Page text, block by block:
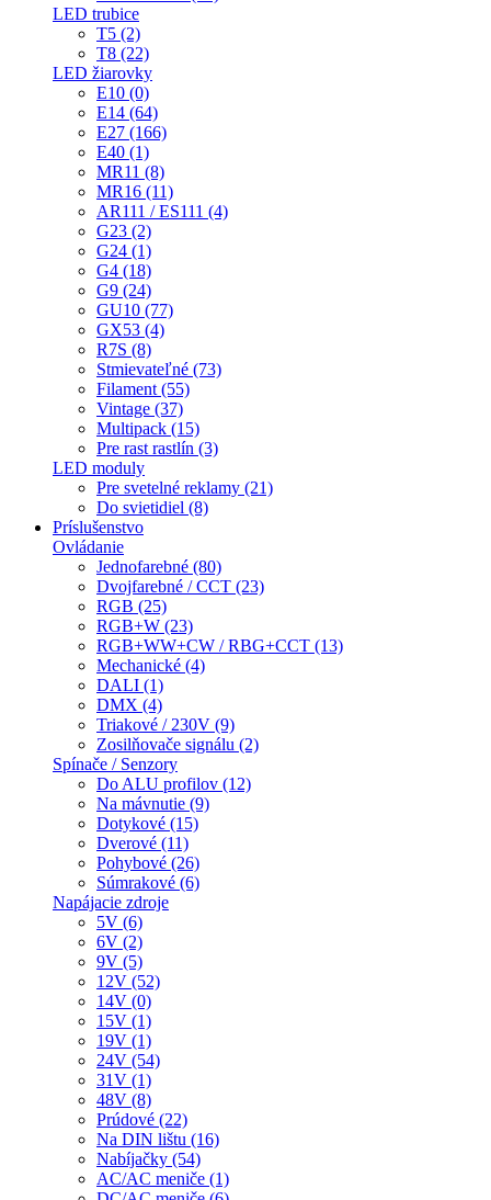
LED trubice
T5 (2)
T8 (22)
LED žiarovky
E10 (0)
E14 (64)
E27 (166)
E40 (1)
MR11 (8)
MR16 (11)
AR111 / ES111 (4)
G23 (2)
G24 (1)
G4 (18)
G9 (24)
GU10 (77)
GX53 (4)
R7S (8)
Stmievateľné (73)
Filament (55)
Vintage (37)
Multipack (15)
Pre rast rastlín (3)
LED moduly
Pre svetelné reklamy (21)
Do svietidiel (8)
Príslušenstvo
Ovládanie
Jednofarebné (80)
Dvojfarebné / CCT (23)
RGB (25)
RGB+W (23)
RGB+WW+CW / RBG+CCT (13)
Mechanické (4)
DALI (1)
DMX (4)
Triakové / 230V (9)
Zosilňovače signálu (2)
Spínače / Senzory
Do ALU profilov (12)
Na mávnutie (9)
Dotykové (15)
Dverové (11)
Pohybové (26)
Súmrakové (6)
Napájacie zdroje
5V (6)
6V (2)
9V (5)
12V (52)
14V (0)
15V (1)
19V (1)
24V (54)
31V (1)
48V (8)
Prúdové (22)
Na DIN lištu (16)
Nabíjačky (54)
AC/AC meniče (1)